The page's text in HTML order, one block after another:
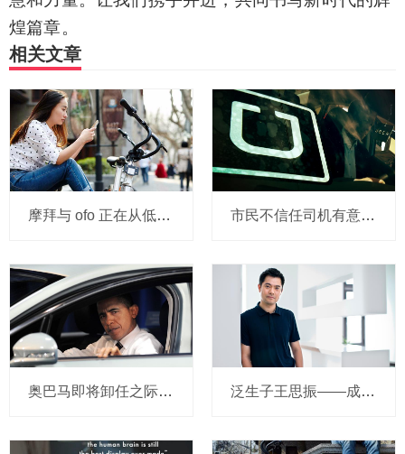
煌篇章。
相关文章
摩拜与 ofo 正在从低端出发颠覆滴滴？三家的机会与风险 市民不信任司机有意见，Uber的匹兹堡自动驾驶路试难度不小，路况也来捣乱
奥巴马即将卸任之际，要让无人驾驶汽车合法化？ 泛生子王思振——成立两年，融资数亿，基因检测如何帮助人类战胜癌症？